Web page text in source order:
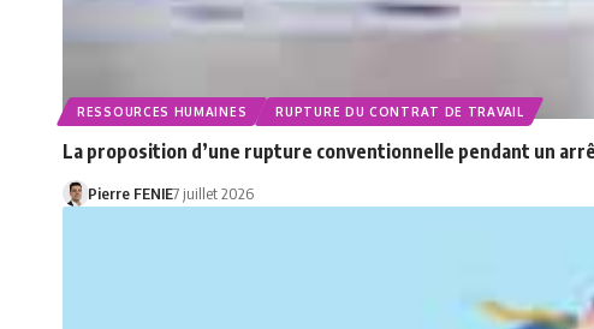
RESSOURCES HUMAINES RUPTURE DU CONTRAT DE TRAVAIL
La proposition d’une rupture conventionnelle pendant un
Pierre FENIE7 juillet 2026